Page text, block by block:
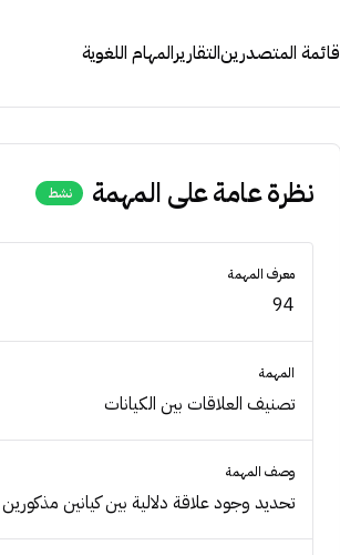
قائمة المتصدرينالتقاريرالمهام اللغوية
نظرة عامة على المهمة نشط
معرف المهمة
94
المهمة
تصنيف العلاقات بين الكيانات
وصف المهمة
تحديد وجود علاقة دلالية بين كيانين